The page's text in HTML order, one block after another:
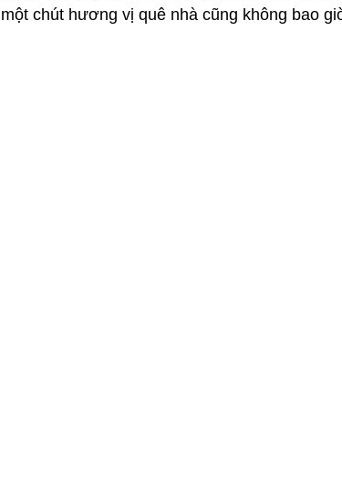
chút hương vị quê nhà cũng không bao